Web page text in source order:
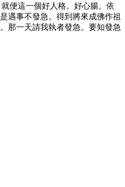
便這一個好人格。好心腸。依
遇事不發急。得到將來成佛作祖
那一天請我執者發急。要知發急